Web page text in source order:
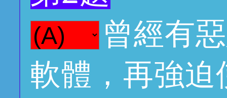
曾經有
軟體，再強迫